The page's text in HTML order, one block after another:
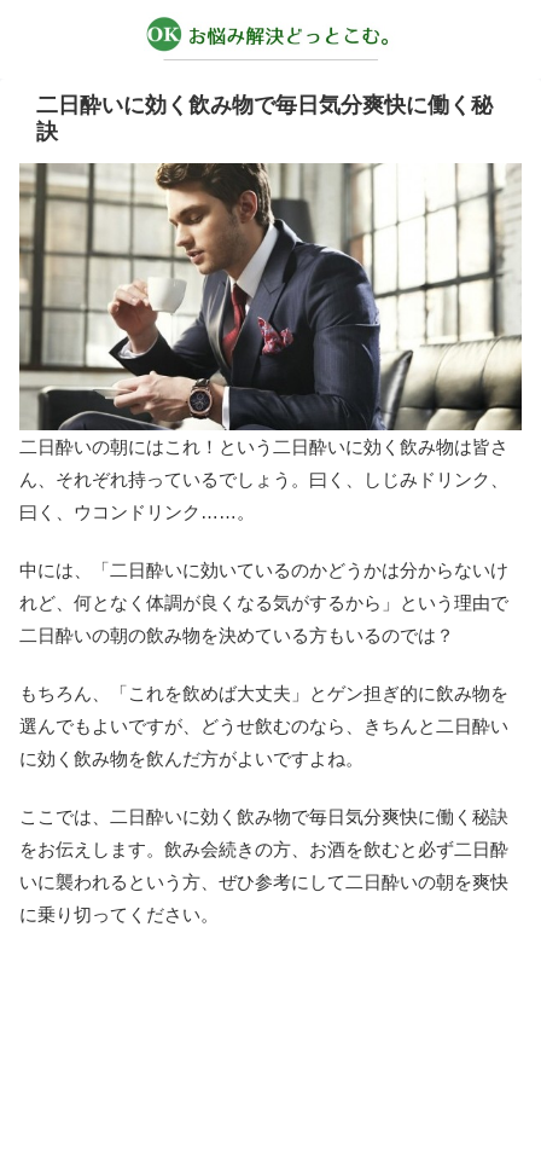
二日酔いに効く飲み物で毎日気分爽快に働く秘
訣
二日酔いの朝にはこれ！という二日酔いに効く飲み物は皆さ
ん、それぞれ持っているでしょう。曰く、しじみドリンク、
曰く、ウコンドリンク……。
中には、「二日酔いに効いているのかどうかは分からないけ
れど、何となく体調が良くなる気がするから」という理由で
二日酔いの朝の飲み物を決めている方もいるのでは？
もちろん、「これを飲めば大丈夫」とゲン担ぎ的に飲み物を
選んでもよいですが、どうせ飲むのなら、きちんと二日酔い
に効く飲み物を飲んだ方がよいですよね。
ここでは、二日酔いに効く飲み物で毎日気分爽快に働く秘訣
をお伝えします。飲み会続きの方、お酒を飲むと必ず二日酔
いに襲われるという方、ぜひ参考にして二日酔いの朝を爽快
に乗り切ってください。